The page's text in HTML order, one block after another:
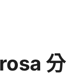
分